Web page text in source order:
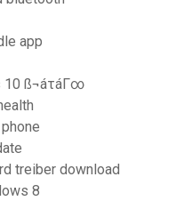
app
10 ß¬áτáΓ∞
treiber download
8